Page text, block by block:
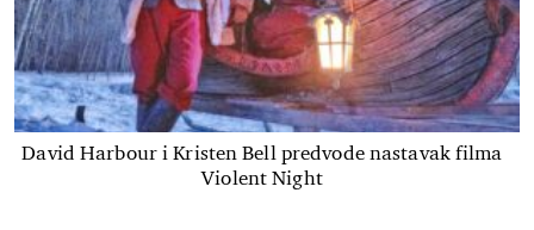
David Harbour i Kristen Bell predvode nastavak filma
Violent Night